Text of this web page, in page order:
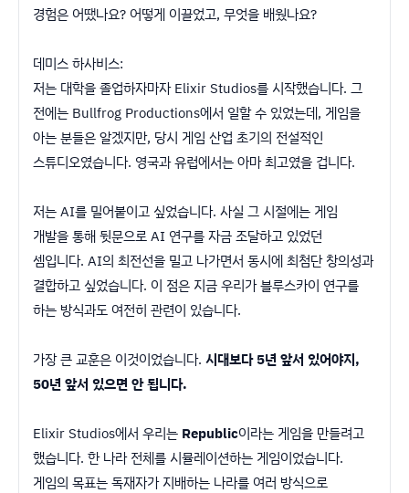
경험은 어땠나요? 어떻게 이끌었고, 무엇을 배웠나요?
데미스 하사비스:
저는 대학을 졸업하자마자 Elixir Studios를 시작했습니다. 그
전에는 Bullfrog Productions에서 일할 수 있었는데, 게임을
아는 분들은 알겠지만, 당시 게임 산업 초기의 전설적인
스튜디오였습니다. 영국과 유럽에서는 아마 최고였을 겁니다.
저는 AI를 밀어붙이고 싶었습니다. 사실 그 시절에는 게임
개발을 통해 뒷문으로 AI 연구를 자금 조달하고 있었던
셈입니다. AI의 최전선을 밀고 나가면서 동시에 최첨단 창의성과
결합하고 싶었습니다. 이 점은 지금 우리가 블루스카이 연구를
하는 방식과도 여전히 관련이 있습니다.
가장 큰 교훈은 이것이었습니다. 시대보다 5년 앞서 있어야지,
50년 앞서 있으면 안 됩니다.
Elixir Studios에서 우리는 Republic이라는 게임을 만들려고
했습니다. 한 나라 전체를 시뮬레이션하는 게임이었습니다.
게임의 목표는 독재자가 지배하는 나라를 여러 방식으로